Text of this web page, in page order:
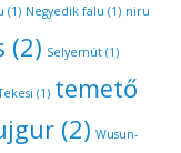
(1) Negyedik falu (1) niru
(2) Selyemút(1)
(1) temető
(2) Wusun-